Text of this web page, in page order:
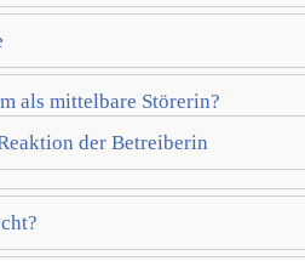
als mittelbare Störerin?
der Betreiberin